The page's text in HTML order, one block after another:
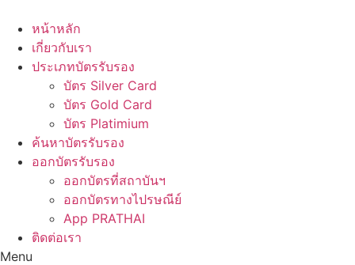
content
หน้าหลัก
เกี่ยวกับเรา
ประเภทบัตรรับรอง
บัตร Silver Card
บัตร Gold Card
บัตร Platimium
ค้นหาบัตรรับรอง
ออกบัตรรับรอง
ออกบัตรที่สถาบันฯ
ออกบัตรทางไปรษณีย์
App PRATHAI
ติดต่อเรา
Menu